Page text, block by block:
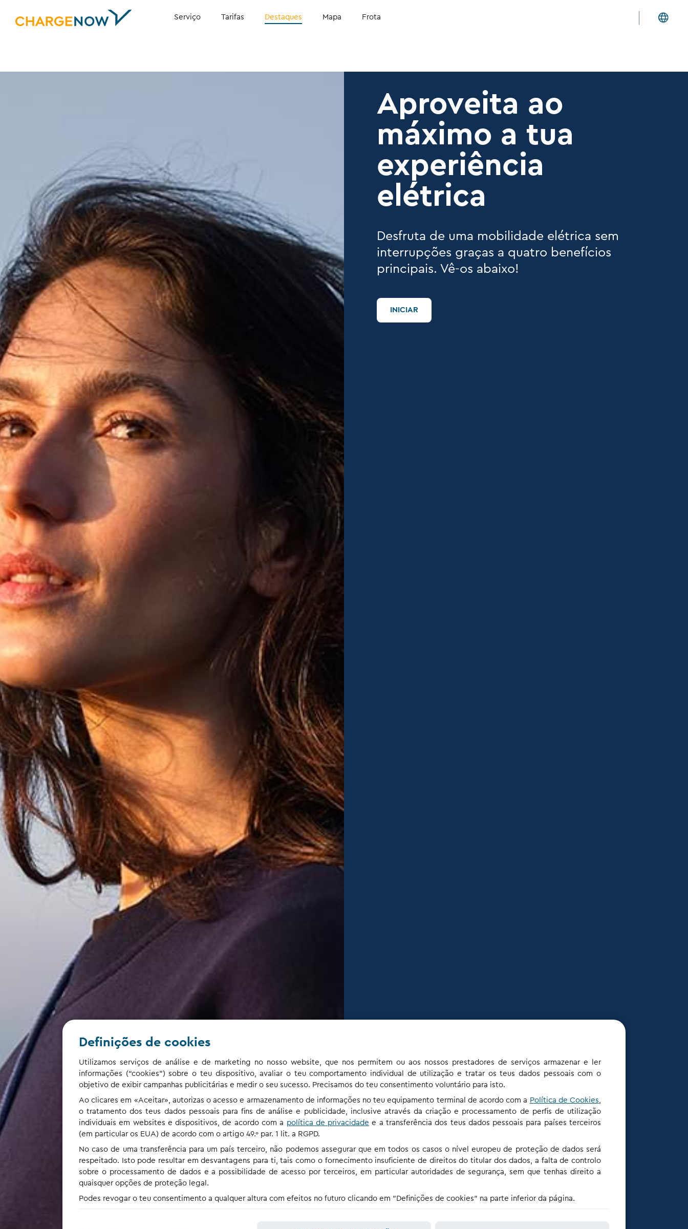
Serviço Tarifas Destaques Mapa Frota
Aproveita ao
máximo a tua
experiência
elétrica
Desfruta de uma mobilidade elétrica sem
interrupções graças a quatro benefícios
principais. Vê-os abaixo!
INICIAR
Definições de cookies
Utilizamos serviços de análise e de marketing no nosso website, que nos permitem ou aos nossos prestadores de serviços armazenar e ler
informações (“cookies”) sobre o teu dispositivo, avaliar o teu comportamento individual de utilização e tratar os teus dados pessoais com o
objetivo de exibir campanhas publicitárias e medir o seu sucesso. Precisamos do teu consentimento voluntário para isto.
Ao clicares em «Aceitar», autorizas o acesso e armazenamento de informações no teu equipamento terminal de acordo com a Política de Cookies,
o tratamento dos teus dados pessoais para fins de análise e publicidade, inclusive através da criação e processamento de perfis de utilização
individuais em websites e dispositivos, de acordo com a política de privacidade e a transferência dos teus dados pessoais para países terceiros
(em particular os EUA) de acordo com o artigo 49.º par. 1 lit. a RGPD.
No caso de uma transferência para um país terceiro, não podemos assegurar que em todos os casos o nível europeu de proteção de dados será
respeitado. Isto pode resultar em desvantagens para ti, tais como o fornecimento insuficiente de direitos do titular dos dados, a falta de controlo
sobre o processamento de dados e a possibilidade de acesso por terceiros, em particular autoridades de segurança, sem que tenhas direito a
quaisquer opções de proteção legal.
Podes revogar o teu consentimento a qualquer altura com efeitos no futuro clicando em "Definições de cookies" na parte inferior da página.